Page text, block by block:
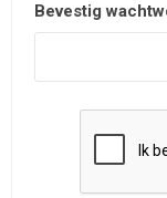
Bevestig